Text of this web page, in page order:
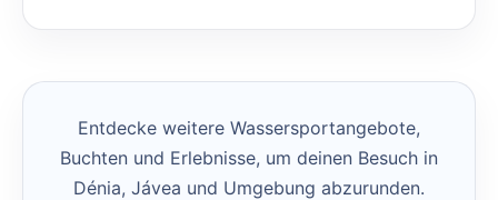
Entdecke weitere Wassersportangebote,
Buchten und Erlebnisse, um deinen Besuch in
Dénia, Jávea und Umgebung abzurunden.